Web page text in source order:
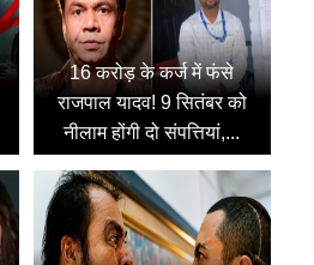
16 करोड़ के कर्ज में फंसे
राजपाल यादव! 9 सितंबर को
नीलाम होंगी दो संपत्तियां,...